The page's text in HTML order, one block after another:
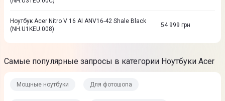
Ноутбук Acer Nitro V 16 AI ANV16-42 Shale Black
(NH.U1KEU.008)
54 999 грн
Самые популярные запросы в категории Ноутбуки Acer
Мощные ноутбуки Для фотошопа